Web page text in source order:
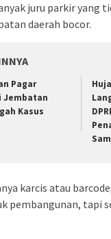
juru parkir yang
daerah bocor.
Pagar
Jembatan
Kasus
karcis atau
pembangunan, tapi